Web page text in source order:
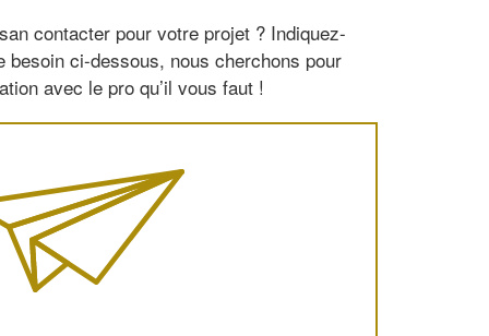
contacter pour votre projet ? Indiquez-
besoin ci-dessous, nous cherchons pour
avec le pro qu’il vous faut !